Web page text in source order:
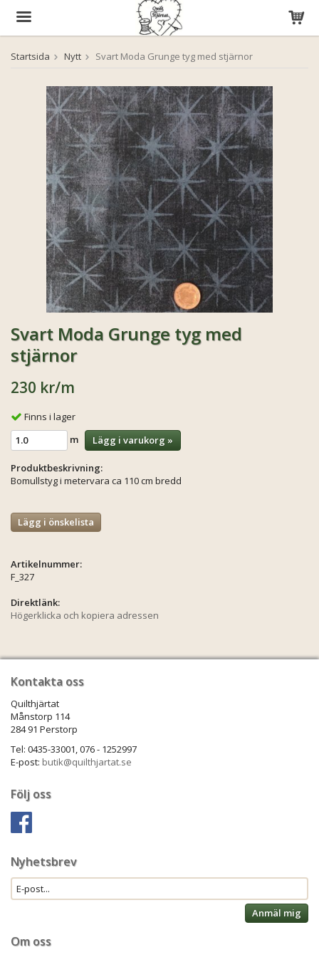
Produkten har blivit tillagd i varukorgen
Startsida Nytt Svart Moda Grunge tyg med stjärnor
Svart Moda Grunge tyg med
stjärnor
230 kr/m
Finns i lager
m
Lägg i varukorg »
Produktbeskrivning:
Bomullstyg i metervara ca 110 cm bredd
Lägg i önskelista
Artikelnummer:
F_327
Direktlänk:
Högerklicka och kopiera adressen
Kontakta oss
Quilthjärtat
Månstorp 114
284 91 Perstorp
Tel: 0435-33001, 076 - 1252997
E-post: butik@quilthjartat.se
Följ oss
Nyhetsbrev
Anmäl mig
Om oss